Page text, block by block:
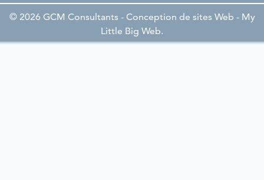
© 2026 GCM Consultants - Conception de sites Web - My
Little Big Web.